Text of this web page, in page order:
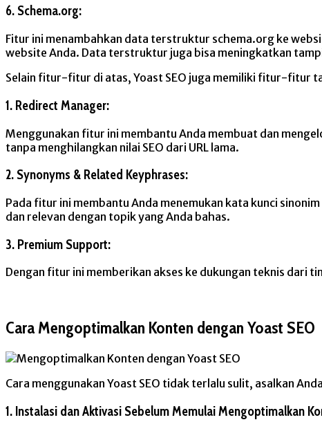
6. Schema.org:
Fitur ini menambahkan data terstruktur schema.org ke
website Anda. Data terstruktur juga bisa meningkatkan
Selain fitur-fitur di atas, Yoast SEO juga memiliki fitur-fitur
1. Redirect Manager:
Menggunakan fitur ini membantu Anda membuat dan
tanpa menghilangkan nilai SEO dari URL lama.
2. Synonyms & Related Keyphrases:
Pada fitur ini membantu Anda menemukan kata kunci
dan relevan dengan topik yang Anda bahas.
3. Premium Support:
Dengan fitur ini memberikan akses ke dukungan teknis dari
Cara Mengoptimalkan Konten dengan Yoast SEO
Cara menggunakan Yoast SEO tidak terlalu sulit, asalkan
1. Instalasi dan Aktivasi Sebelum Memulai Mengoptimalkan